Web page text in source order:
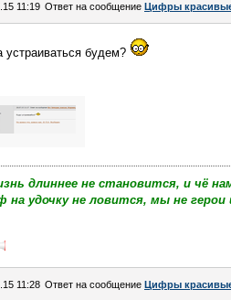
11:19 Ответ на сообщение Цифры
устраиваться будем?
длиннее не становится, и чё
на удочку не ловится, мы не
11:28 Ответ на сообщение Цифры